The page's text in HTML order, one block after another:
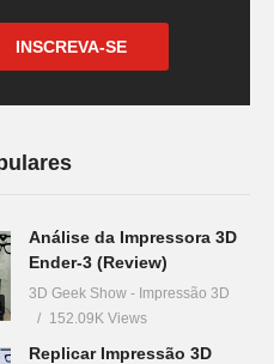
INSCREVA-SE
Análise da Impressora 3D
Ender-3 (Review)
3D Geek Show - Impressão 3D
152.09K Views
Replicar Impressão 3D